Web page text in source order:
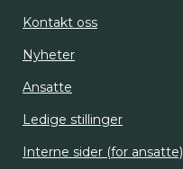
Kontakt oss
Nyheter
Ansatte
Ledige stillinger
Interne sider (for ansatte)